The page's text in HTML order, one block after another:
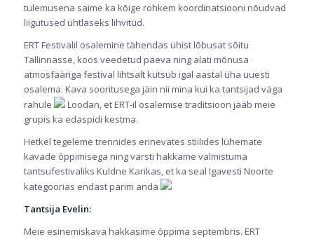
tulemusena saime ka kõige rohkem koordinatsiooni nõudvad
liigutused ühtlaseks lihvitud.
ERT Festivalil osalemine tähendas ühist lõbusat sõitu
Tallinnasse, koos veedetud päeva ning alati mõnusa
atmosfääriga festival lihtsalt kutsub igal aastal üha uuesti
osalema. Kava sooritusega jäin nii mina kui ka tantsijad väga
rahule
Loodan, et ERT-il osalemise traditsioon jääb meie
grupis ka edaspidi kestma.
Hetkel tegeleme trennides erinevates stiilides lühemate
kavade õppimisega ning varsti hakkame valmistuma
tantsufestivaliks Kuldne Karikas, et ka seal Igavesti Noorte
kategoorias endast parim anda
Tantsija Evelin:
Meie esinemiskava hakkasime õppima septembris. ERT